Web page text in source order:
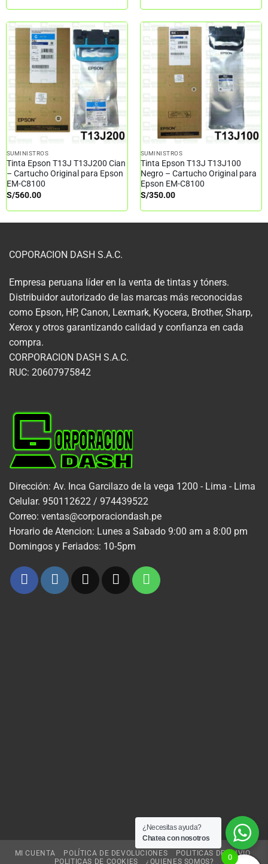
SUMINISTROS
Tinta Epson T13J T13J200 Cian
– Cartucho Original para Epson
EM-C8100
S/560.00
SUMINISTROS
Tinta Epson T13J T13J100
Negro – Cartucho Original para
Epson EM-C8100
S/350.00
COPORACION DASH S.A.C.
Empresa peruana líder en la venta de tintas y tóners.
Distribuidor autorizado de las marcas más reconocidas
como Epson, HP, Canon, Lexmark, Kyocera, Brother, Sharp,
Xerox y otros garantizando calidad y confianza en cada
compra.
CORPORACION DASH S.A.C.
RUC: 20607975842
Dirección: Av. Inca Garcilazo de la vega 1200 - Lima - Lima
Celular. 950112622 / 974439522
Correo: ventas@corporaciondash.pe
Horario de Atencion: Lunes a Sabado 9:00 am a 8:00 pm
Domingos y Feriados: 10-5pm
MI CUENTA POLÍTICA DE DEVOLUCIONES
POLITICAS DE ENVIO
POLITICAS DE COOKIES
¿QUIENES SOMOS?
¿Necesitas ayuda?
Chatea con nosotros
0